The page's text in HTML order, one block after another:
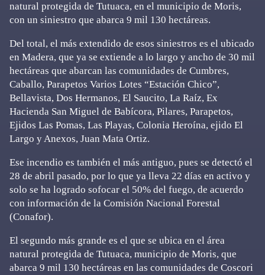
natural protegida de Tutuaca, en el municipio de Moris,
con un siniestro que abarca 9 mil 130 hectáreas.
Del total, el más extendido de esos siniestros es el ubicado
en Madera, que ya se extiende a lo largo y ancho de 30 mil
hectáreas que abarcan las comunidades de Cumbres,
Caballo, Parapetos Varios Lotes “Estación Chico”,
Bellavista, Dos Hermanos, El Saucito, La Raíz, Ex
Hacienda San Miguel de Babícora, Pilares, Parapetos,
Ejidos Las Pomas, Las Playas, Colonia Heroína, ejido El
Largo y Anexos, Juan Mata Ortiz.
Ese incendio es también el más antiguo, pues se detectó el
28 de abril pasado, por lo que ya lleva 22 días en activo y
solo se ha logrado sofocar el 50% del fuego, de acuerdo
con información de la Comisión Nacional Forestal
(Conafor).
El segundo más grande es el que se ubica en el área
natural protegida de Tutuaca, municipio de Moris, que
abarca 9 mil 130 hectáreas en las comunidades de Coscori